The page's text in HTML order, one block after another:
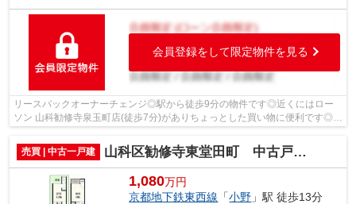
会員登録をして限定物件を見る
リースバックオーナーチェンジ◎駅から徒歩9分の物件です◎近くにはロー
ソン 山科勧修寺泉玉町店(徒歩7分)がありちょっとした買い物に便利です◎通
学区域の小学校は京都市立小野小学校徒...
売買 | 中古一戸建
山科区勧修寺東堂田町 中古戸建（賃貸オーナーチェンジ）
1,080万円
京都地下鉄東西線 「小野 」駅 徒歩13分